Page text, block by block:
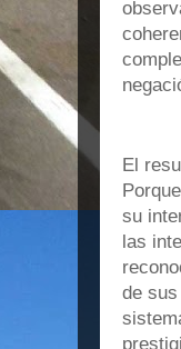
El
su
las
de